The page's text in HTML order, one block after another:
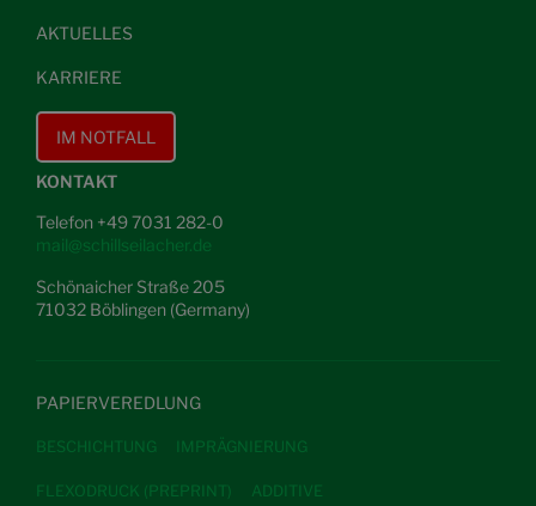
AKTUELLES
KARRIERE
IM NOTFALL
KONTAKT
Telefon +49 7031 282-0
mail@schillseilacher.de
Schönaicher Straße 205
71032 Böblingen (Germany)
PAPIERVEREDLUNG
BESCHICHTUNG IMPRÄGNIERUNG
FLEXODRUCK (PREPRINT) ADDITIVE